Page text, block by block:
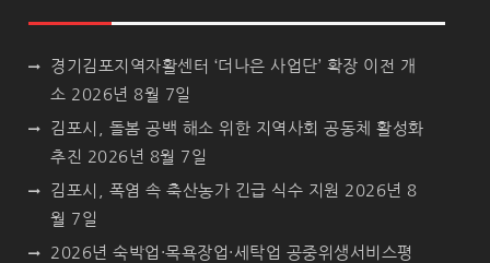
경기김포지역자활센터 ‘더나은 사업단’ 확장 이전 개
소 2026년 8월 7일
김포시, 돌봄 공백 해소 위한 지역사회 공동체 활성화
추진 2026년 8월 7일
김포시, 폭염 속 축산농가 긴급 식수 지원 2026년 8
월 7일
2026년 숙박업·목욕장업·세탁업 공중위생서비스평